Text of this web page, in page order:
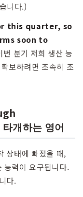
니다.)
this quarter, so
soon to
번 분기 저희 생산 능
보하려면 조속히 조
개하는 영어
상태에 빠졌을 때,
능력이 요구됩니다.
다.